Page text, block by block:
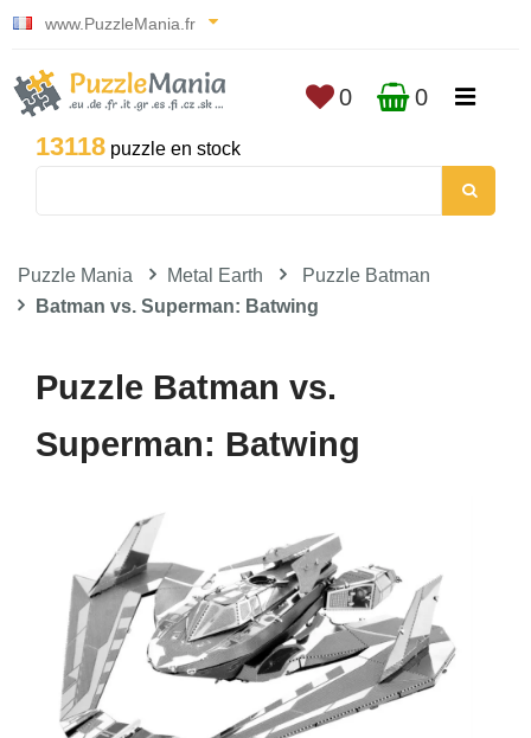
www.PuzzleMania.fr
13118 puzzle en stock
0 0
Puzzle Mania Metal Earth
Puzzle Batman
Batman vs. Superman: Batwing
Puzzle Batman vs.
Superman: Batwing